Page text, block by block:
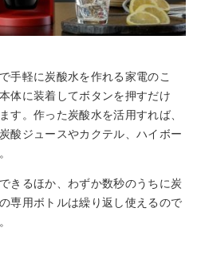
手軽に炭酸水を作れる家電のこ
体に装着してボタンを押すだけ
す。作った炭酸水を活用すれば、
酸ジュースやカクテル、ハイボー
きるほか、わずか数秒のうちに炭
専用ボトルは繰り返し使えるので